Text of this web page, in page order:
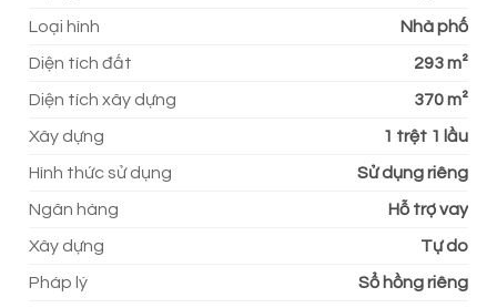
Loại hình Nhà phố
Diện tích đất 293 m²
Diện tích xây dựng 370 m²
Xây dựng 1 trệt 1 lầu
Hình thức sử dụng Sử dụng riêng
Ngân hàng Hỗ trợ vay
Xây dựng Tự do
Pháp lý Sổ hồng riêng